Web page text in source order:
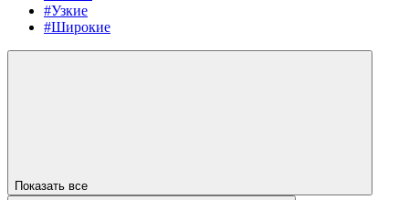
#Узкие
#Широкие
Показать все